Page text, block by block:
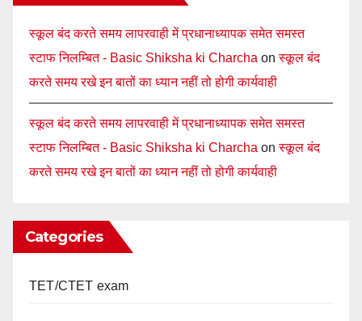
स्कूल बंद करते समय लापरवाही में प्रधानाध्यापक समेत समस्त
स्टाफ निलम्बित - Basic Shiksha ki Charcha onस्कूल बंद
करते समय रखे इन बातों का ध्यान नहीं तो होगी कार्यवाही
स्कूल बंद करते समय लापरवाही में प्रधानाध्यापक समेत समस्त
स्टाफ निलम्बित - Basic Shiksha ki Charcha onस्कूल बंद
करते समय रखे इन बातों का ध्यान नहीं तो होगी कार्यवाही
Categories
TET/CTET exam